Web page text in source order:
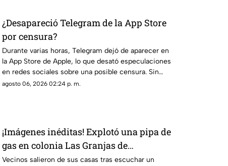
¿Desapareció Telegram de la App Store
por censura?
Durante varias horas, Telegram dejó de aparecer en
la App Store de Apple, lo que desató especulaciones
en redes sociales sobre una posible censura. Sin
embargo, Pavel Durov, fundador de la aplicación,
agosto 06, 2026 02:24 p. m.
¡Imágenes inéditas! Explotó una pipa de
gas en colonia Las Granjas de
Cuernavaca
Vecinos salieron de sus casas tras escuchar un